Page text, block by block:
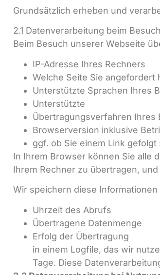
Grundsätzlich erheben und
2.1 Datenverarbeitung beim
Beim Besuch unserer Webseite
IP-Adresse Ihres Rechners
Welche Seite Sie angefordert
Unterstützte Sprachen Ihres
Unterstützte
Übertragungsverfahren Ihres
Browserversion inklusive
ggf. ob Sie einem Link gefolgt
In Ihrem Browser können Sie alle
Ihrem Rechner zu übertragen,
Wir speichern diese Informationen
Uhrzeit des Abrufs
Übertragene Datenmenge
Erfolg der Übertragung
in einem Logfile, das wir
Tage. Diese